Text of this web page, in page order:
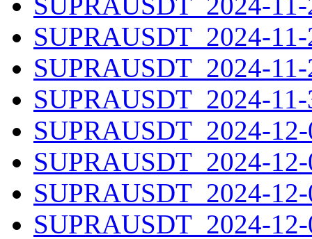
SUPRAUSDT_2024-11-
SUPRAUSDT_2024-11-
SUPRAUSDT_2024-11-
SUPRAUSDT_2024-12-
SUPRAUSDT_2024-12-
SUPRAUSDT_2024-12-
SUPRAUSDT_2024-12-